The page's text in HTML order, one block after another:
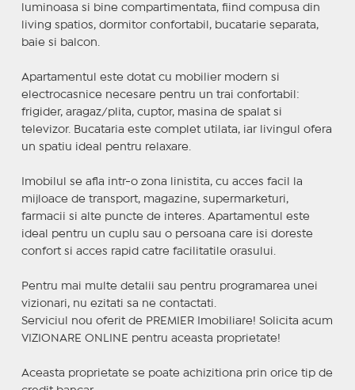
luminoasa si bine compartimentata, fiind compusa din
living spatios, dormitor confortabil, bucatarie separata,
baie si balcon.
Apartamentul este dotat cu mobilier modern si
electrocasnice necesare pentru un trai confortabil:
frigider, aragaz/plita, cuptor, masina de spalat si
televizor. Bucataria este complet utilata, iar livingul ofera
un spatiu ideal pentru relaxare.
Imobilul se afla intr-o zona linistita, cu acces facil la
mijloace de transport, magazine, supermarketuri,
farmacii si alte puncte de interes. Apartamentul este
ideal pentru un cuplu sau o persoana care isi doreste
confort si acces rapid catre facilitatile orasului.
Pentru mai multe detalii sau pentru programarea unei
vizionari, nu ezitati sa ne contactati.
Serviciul nou oferit de PREMIER Imobiliare! Solicita acum
VIZIONARE ONLINE pentru aceasta proprietate!
Aceasta proprietate se poate achizitiona prin orice tip de